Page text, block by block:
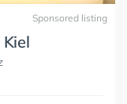
Sponsored listing